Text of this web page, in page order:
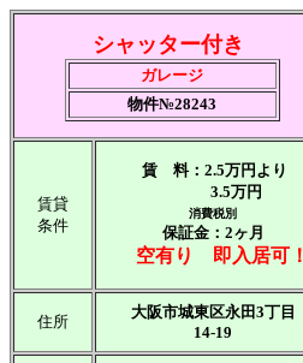
シャッター付き
ガレージ
物件№28243
賃貸
条件
賃 料：2.5万円より
3.5万円
消費税別
保証金：2ヶ月
空有り 即入居可！
住所
大阪市城東区永田3丁目
14-19